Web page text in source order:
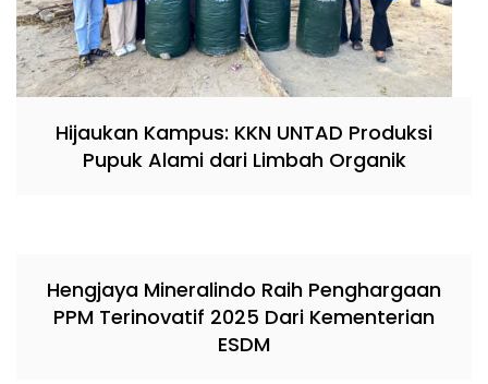
Hijaukan Kampus: KKN UNTAD Produksi
Pupuk Alami dari Limbah Organik
Hengjaya Mineralindo Raih Penghargaan
PPM Terinovatif 2025 Dari Kementerian
ESDM